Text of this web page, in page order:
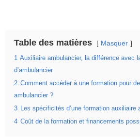
Table des matières Masquer
1 Auxiliaire ambulancier, la différence avec
d’ambulancier
2 Comment accéder à une formation pour
ambulancier ?
3 Les spécificités d’une formation auxiliaire
4 Coût de la formation et financements